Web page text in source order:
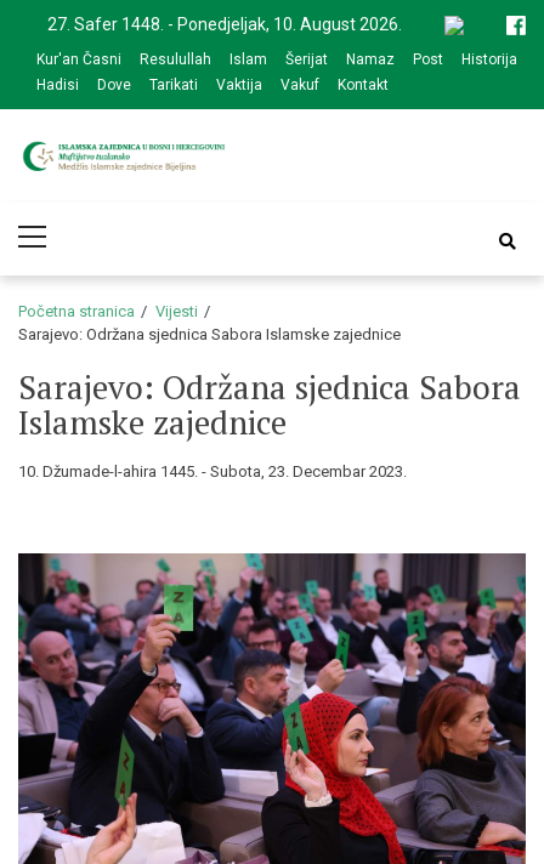
navigation
content
27. Safer 1448. - Ponedjeljak, 10. August 2026.
Kur'an Časni Resulullah Islam Šerijat Namaz Post
Historija
Hadisi
Dove Tarikati Vaktija Vakuf Kontakt
zajednice Bijeljina
Menu
Početna stranica
Vijesti
Sarajevo: Održana sjednica Sabora Islamske zajednice
Sarajevo: Održana sjednica Sabora
Islamske zajednice
10. Džumade-l-ahira 1445. - Subota, 23. Decembar 2023.